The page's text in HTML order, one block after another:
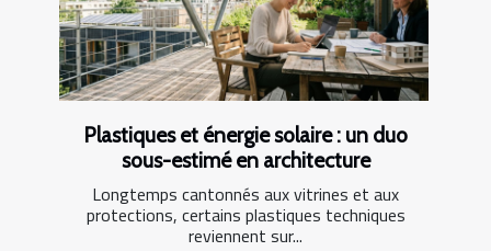
Plastiques et énergie solaire : un duo
sous-estimé en architecture
Longtemps cantonnés aux vitrines et aux
protections, certains plastiques techniques
reviennent sur...